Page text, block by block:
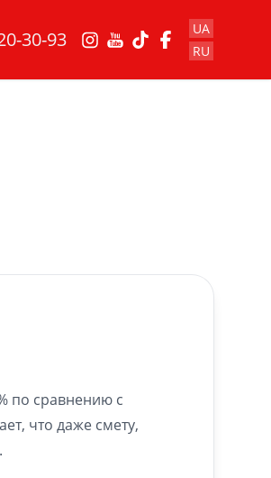
30-93
UA
RU
по сравнению с
что даже смету,